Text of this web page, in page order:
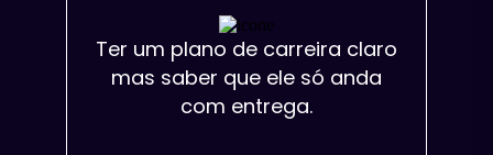
Ter um plano de carreira claro
mas saber que ele só anda
com entrega.